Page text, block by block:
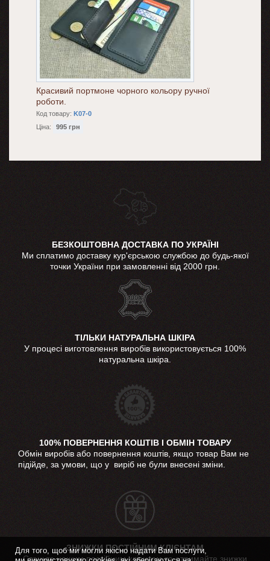
Красивий портмоне чорного кольору ручної
роботи.
Код товару: K07-0
Ціна:
995 грн
БЕЗКОШТОВНА ДОСТАВКА ПО УКРАЇНІ
Ми сплатимо доставку кур'єрською службою до будь-якої
точки України при замовленні від 2000 грн.
ТІЛЬКИ НАТУРАЛЬНА ШКІРА
У процесі виготовлення виробів використовується 100%
натуральна шкіра.
100% ПОВЕРНЕННЯ КОШТІВ І ОБМІН ТОВАРУ
Обмін виробів або повернення коштів, якщо товар Вам не
підійде, за умови, що у виріб не були внесені зміни.
ЗНИЖКИ ПОСТІЙНИМ КЛІЄНТАМ
Станьте нашим постійним клієнтом та отримайте знижки
Для того, щоб ми могли якісно надати Вам послуги,